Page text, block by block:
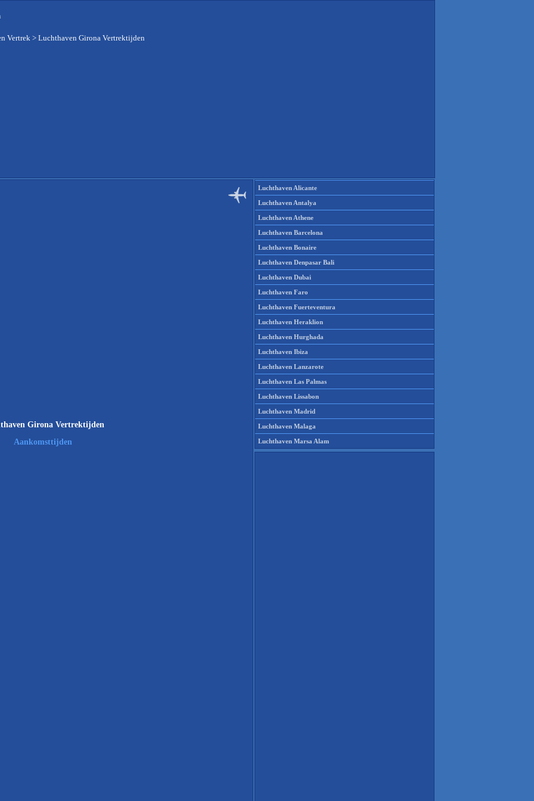
Vertrek> Luchthaven Girona Vertrektijden
Girona Vertrektijden
Aankomsttijden
Luchthaven Alicante
Luchthaven Antalya
Luchthaven Athene
Luchthaven Barcelona
Luchthaven Bonaire
Luchthaven Denpasar Bali
Luchthaven Dubai
Luchthaven Faro
Luchthaven Fuerteventura
Luchthaven Heraklion
Luchthaven Hurghada
Luchthaven Ibiza
Luchthaven Lanzarote
Luchthaven Las Palmas
Luchthaven Lissabon
Luchthaven Madrid
Luchthaven Malaga
Luchthaven Marsa Alam